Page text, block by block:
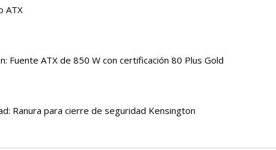
ATX
Fuente ATX de 850 W con certificación 80 Plus Gold
Ranura para cierre de seguridad Kensington